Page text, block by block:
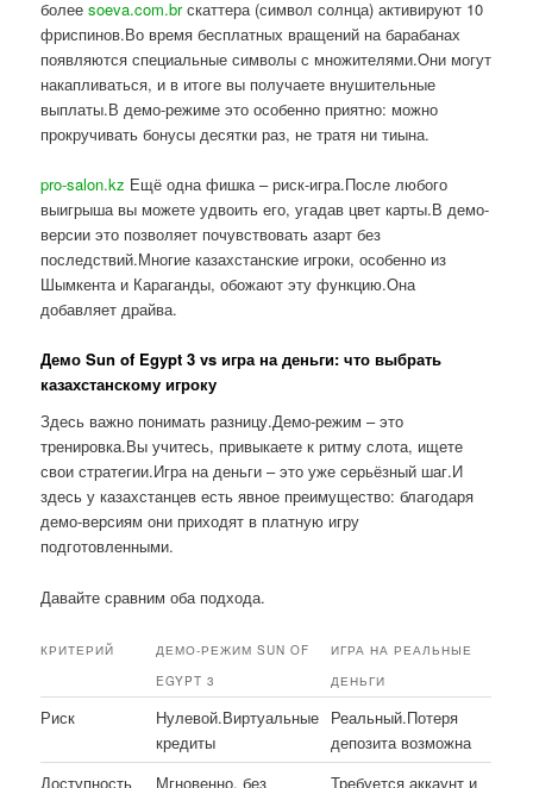
болееsoeva.com.brскаттера (символ солнца) активируют 10
фриспинов.Во время бесплатных вращений на барабанах
появляются специальные символы с множителями.Они могут
накапливаться, и в итоге вы получаете внушительные
выплаты.В демо-режиме это особенно приятно: можно
прокручивать бонусы десятки раз, не тратя ни тиына.
pro-salon.kz Ещё одна фишка – риск-игра.После любого
выигрыша вы можете удвоить его, угадав цвет карты.В демо-
версии это позволяет почувствовать азарт без
последствий.Многие казахстанские игроки, особенно из
Шымкента и Караганды, обожают эту функцию.Она
добавляет драйва.
Демо Sun of Egypt 3 vs игра на деньги: что выбрать
казахстанскому игроку
Здесь важно понимать разницу.Демо-режим – это
тренировка.Вы учитесь, привыкаете к ритму слота, ищете
свои стратегии.Игра на деньги – это уже серьёзный шаг.И
здесь у казахстанцев есть явное преимущество: благодаря
демо-версиям они приходят в платную игру
подготовленными.
Давайте сравним оба подхода.
КРИТЕРИЙ
ДЕМО-РЕЖИМ SUN OF
EGYPT 3
ИГРА НА РЕАЛЬНЫЕ
ДЕНЬГИ
Риск
Нулевой.Виртуальные
кредиты
Реальный.Потеря
депозита возможна
Доступность
Мгновенно, без
Требуется аккаунт и